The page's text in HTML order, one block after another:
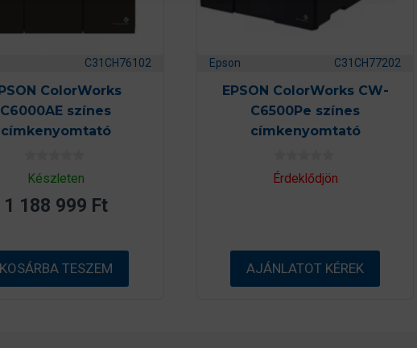
C31CH76102
ColorWorks
C6000AE színes
címkenyomtató
0
a
l
Készleten
1 188 999 Ft
KOSÁRBA TESZEM
Epson C31CH77202
EPSON ColorWorks CW-
C6500Pe színes
címkenyomtató
0
a
l
Érdeklődjön
AJÁNLATOT KÉREK